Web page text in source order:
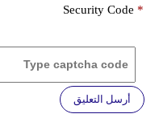
Security Code *
أرسل التعليق